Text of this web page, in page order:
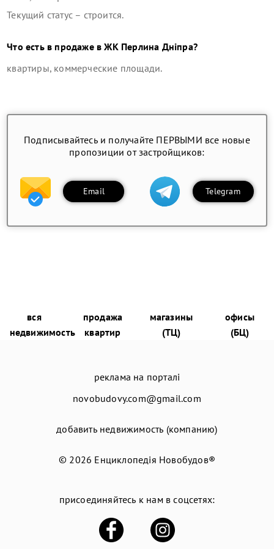
Текущий статус – строится.
Что есть в продаже вЖК Перлина Дніпра?
квартиры, коммерческие площади.
Подписывайтесь и получайте ПЕРВЫМИ все новые
пропозиции от застройщиков:
Email Telegram
вся
недвижимость
продажа
квартир
магазины
(ТЦ)
офисы
(БЦ)
реклама на порталі
novobudovy.com@gmail.com
добавить недвижимость (компанию)
© 2026 Енциклопедія Новобудов®
присоединяйтесь к нам в соцсетях: